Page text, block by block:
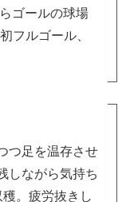
ゴールの球場
フルゴール、
つ足を温存させ
しながら気持ち
。疲労抜きし